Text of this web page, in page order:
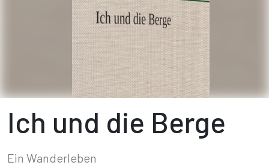
Ich und die Berge
Ein Wanderleben